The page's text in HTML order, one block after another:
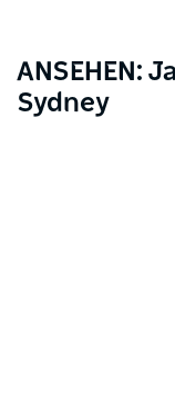
ANSEHEN:
Sydney